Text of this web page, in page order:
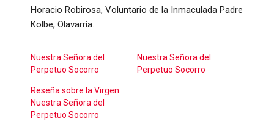
Horacio Robirosa, Voluntario de la Inmaculada Padre
Kolbe, Olavarría.
Nuestra Señora del
Perpetuo Socorro
Nuestra Señora del
Perpetuo Socorro
Reseña sobre la Virgen
Nuestra Señora del
Perpetuo Socorro